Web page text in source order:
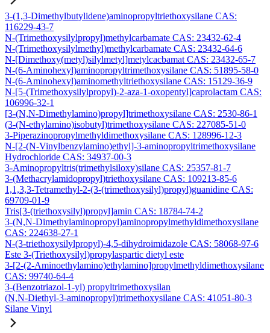
3-(1,3-Dimethylbutylidene)aminopropyltriethoxysilane CAS:
116229-43-7
N-(Trimethoxysilylpropyl)methylcarbamate CAS: 23432-62-4
N-(Trimethoxysilylmethyl)methylcarbamate CAS: 23432-64-6
N-[Dimethoxy(metyl)silylmetyl]metylcacbamat CAS: 23432-65-7
N-(6-Aminohexyl)aminopropyltrimethoxysilane CAS: 51895-58-0
N-(6-Aminohexyl)aminomethyltriethoxysilane CAS: 15129-36-9
N-[5-(Trimethoxysilylpropyl)-2-aza-1-oxopentyl]caprolactam CAS:
106996-32-1
[3-(N,N-Dimethylamino)propyl]trimethoxysilane CAS: 2530-86-1
(3-(N-ethylamino)isobutyl)trimethoxysilane CAS: 227085-51-0
3-Piperazinopropylmethyldimethoxysilane CAS: 128996-12-3
N-[2-(N-Vinylbenzylamino)ethyl]-3-aminopropyltrimethoxysilane
Hydrochloride CAS: 34937-00-3
3-Aminopropyltris(trimethylsiloxy)silane CAS: 25357-81-7
3-(Methacrylamidopropyl)triethoxysilane CAS: 109213-85-6
1,1,3,3-Tetramethyl-2-(3-(trimethoxysilyl)propyl)guanidine CAS:
69709-01-9
Tris[3-(triethoxysilyl)propyl]amin CAS: 18784-74-2
3-(N,N-Dimethylaminopropyl)aminopropylmethyldimethoxysilane
CAS: 224638-27-1
N-(3-triethoxysilylpropyl)-4,5-dihydroimidazole CAS: 58068-97-6
Este 3-(Triethoxysilyl)propylaspartic dietyl este
3-[2-(2-Aminoethylamino)ethylamino]propylmethyldimethoxysilane
CAS: 99740-64-4
3-(Benzotriazol-1-yl) propyltrimethoxysilan
(N,N-Diethyl-3-aminopropyl)trimethoxysilane CAS: 41051-80-3
Silane Vinyl